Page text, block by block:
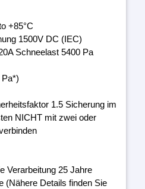
+85°C
1500V DC (IEC)
Schneelast 5400 Pa
1.5 Sicherung im
NICHT mit zwei oder
Verarbeitung 25 Jahre
(Nähere Details finden Sie